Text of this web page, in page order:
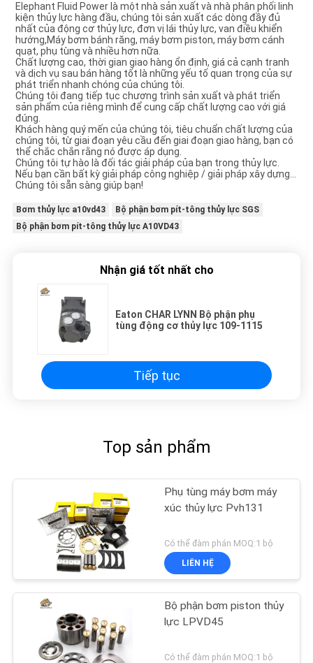
Elephant Fluid Power là một nhà sản xuất và nhà phân phối linh
kiện thủy lực hàng đầu, chúng tôi sản xuất các dòng đầy đủ
nhất của động cơ thủy lực, đơn vị lái thủy lực, van điều khiển
hướng,Máy bơm bánh răng, máy bơm piston, máy bơm cánh
quạt, phụ tùng và nhiều hơn nữa.
Chất lượng cao, thời gian giao hàng ổn định, giá cả cạnh tranh
và dịch vụ sau bán hàng tốt là những yếu tố quan trọng của sự
phát triển nhanh chóng của chúng tôi.
Chúng tôi đang tiếp tục chương trình sản xuất và phát triển
sản phẩm của riêng mình để cung cấp chất lượng cao với giá
đúng.
Khách hàng quý mến của chúng tôi, tiêu chuẩn chất lượng của
chúng tôi, từ giai đoạn yêu cầu đến giai đoạn giao hàng, bạn có
thể chắc chắn rằng nó được áp dụng.
Chúng tôi tự hào là đối tác giải pháp của bạn trong thủy lực.
Nếu bạn cần bất kỳ giải pháp công nghiệp / giải pháp xây dựng...
Chúng tôi sẵn sàng giúp bạn!
Bơm thủy lực a10vd43
Bộ phận bơm pít-tông thủy lực SGS
Bộ phận bơm pít-tông thủy lực A10VD43
Nhận giá tốt nhất cho
Eaton CHAR LYNN Bộ phận phụ
tùng động cơ thủy lực 109-1115
Tiếp tục
Top sản phẩm
Phụ tùng máy bơm máy
xúc thủy lực Pvh131
Có thể đàm phán MOQ:1 bộ
LIÊN HỆ
Bộ phận bơm piston thủy
lực LPVD45
Có thể đàm phán MOQ:1 bộ